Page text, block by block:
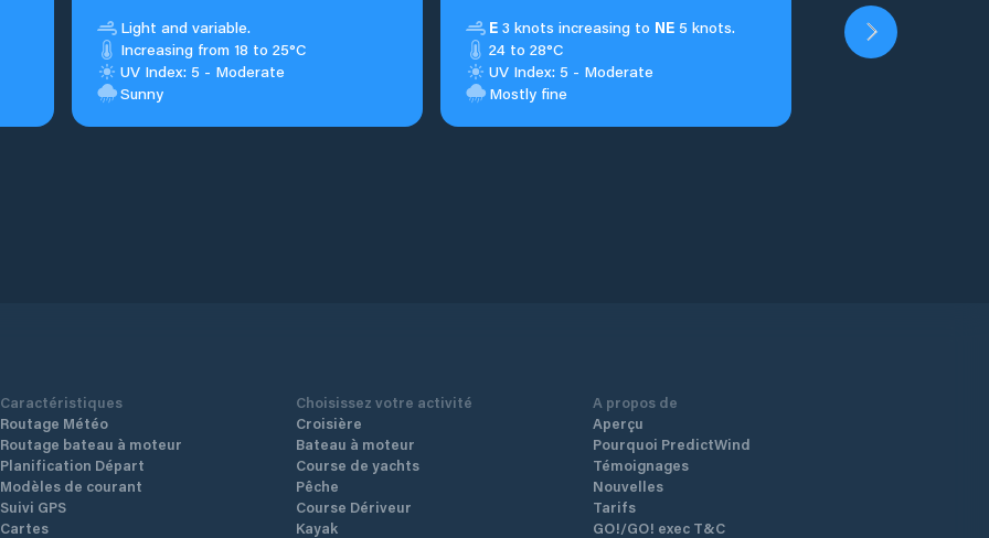
Light and variable.
Increasing from 18 to 25°C
UV Index: 5 - Moderate
Sunny
E 3 knots increasing to NE 5 knots.
24 to 28°C
UV Index: 5 - Moderate
Mostly fine
Caractéristiques
Routage Météo
Routage bateau à moteur
Planification Départ
Modèles de courant
Suivi GPS
Cartes
Choisissez votre activité
Croisière
Bateau à moteur
Course de yachts
Pêche
Course Dériveur
Kayak
A propos de
Aperçu
Pourquoi PredictWind
Témoignages
Nouvelles
Tarifs
GO!/GO! exec T&C